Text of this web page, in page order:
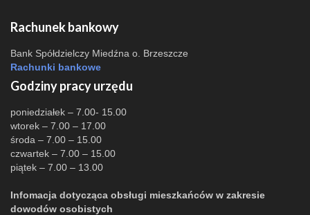
Rachunek bankowy
Bank Spółdzielczy Miedźna o. Brzeszcze
Rachunki bankowe
Godziny pracy urzędu
poniedziałek – 7.00- 15.00
wtorek – 7.00 – 17.00
środa – 7.00 – 15.00
czwartek – 7.00 – 15.00
piątek – 7.00 – 13.00
Infomacja dotycząca obsługi mieszkańców w zakresie
dowodów osobistych